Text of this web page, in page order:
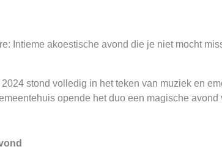
Intieme akoestische avond die je niet mocht
stond volledig in het teken van muziek en
opende het duo een magische